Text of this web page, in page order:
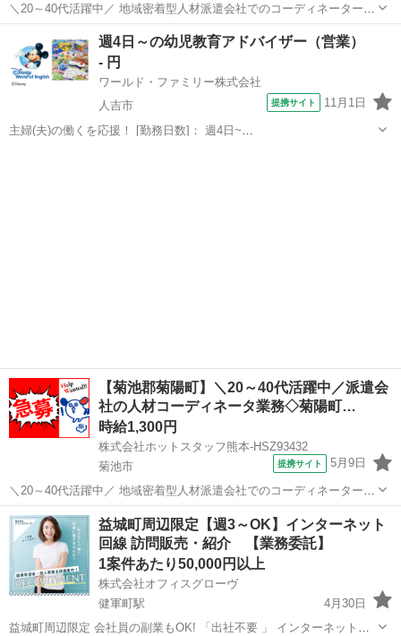
＼20～40代活躍中／ 地域密着型人材派遣会社でのコーディネーターを
募集します。 熊本県の菊陽町にオープンして11年になります。 現在、
営業スタッフ10名、事務員4名、コーディネーター1名で運営しており
ます。 同じ業務を行...
菊池市 営業
週4日～の幼児教育アドバイザー（営業）
- 円
ワールド・ファミリー株式会社
人吉市
提携サイト 11月1日
主婦(夫)の働くを応援！ [勤務日数]： 週4日~
【菊池郡菊陽町】＼20～40代活躍中／派遣会
社の人材コーディネータ業務◇菊陽町…
時給1,300円
株式会社ホットスタッフ熊本-HSZ93432
菊池市
提携サイト 5月9日
＼20～40代活躍中／ 地域密着型人材派遣会社でのコーディネーターを
募集します。 熊本県の菊陽町にオープンして11年になります。 現在、
営業スタッフ10名、事務員4名、コーディネーター1名で運営しており
ます。 同じ業務を行...
熊本 菊池市 営業
益城町周辺限定【週3～OK】インターネット
回線 訪問販売・紹介 【業務委託】
1案件あたり50,000円以上
株式会社オフィスグローヴ
健軍町駅
4月30日
益城町周辺限定 会社員の副業もOK! 「出社不要 」 インターネット回